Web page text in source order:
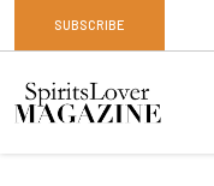
SUBSCRIBE